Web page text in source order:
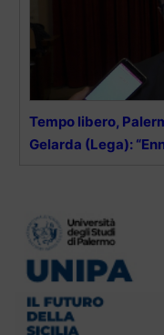
Tempo libero,
Gelarda (Lega):